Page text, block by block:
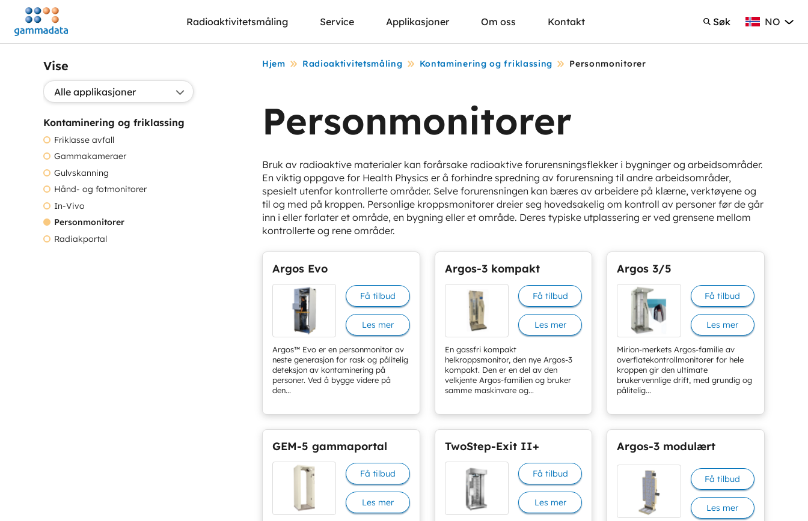
Hopp
hovedinnholdett
Radioaktivitetsmåling Service Applikasjoner Om oss Kontakt Søk
Søk NorskNO
Vise
Valg applikasjon:
Kontaminering og friklassing
Friklasse avfall
Gammakameraer
Gulvskanning
Hånd- og fotmonitorer
In-Vivo
Personmonitorer
Radiakportal
Hjem Radioaktivitetsmåling Kontaminering og friklassing Personmonitorer
Personmonitorer
Bruk av radioaktive materialer kan forårsake radioaktive forurensningsflekker i bygninger og arbeidsområder.
En viktig oppgave for Health Physics er å forhindre spredning av forurensning til andre arbeidsområder,
spesielt utenfor kontrollerte områder. Selve forurensningen kan bæres av arbeidere på klærne, verktøyene og
til og med på kroppen. Personlige kroppsmonitorer dreier seg hovedsakelig om kontroll av personer før de går
inn i eller forlater et område, en bygning eller et område. Deres typiske utplassering er ved grensene mellom
kontrollerte og rene områder.
Argos Evo
Argos™ Evo er en personmonitor av
neste generasjon for rask og pålitelig
deteksjon av kontaminering på
personer. Ved å bygge videre på
den...
Få tilbud
Les mer
Argos-3 kompakt
En gassfri kompakt
helkroppsmonitor, den nye Argos-3
kompakt. Den er en del av den
velkjente Argos-familien og bruker
samme maskinvare og...
Få tilbud
Les mer
Argos 3/5
Mirion-merkets Argos-familie av
overflatekontrollmonitorer for hele
kroppen gir den ultimate
brukervennlige drift, med grundig og
pålitelig...
Få tilbud
Les mer
GEM-5 gammaportal
Få tilbud
Les mer
TwoStep-Exit II+
Få tilbud
Les mer
Argos-3 modulært
Få tilbud
Les mer